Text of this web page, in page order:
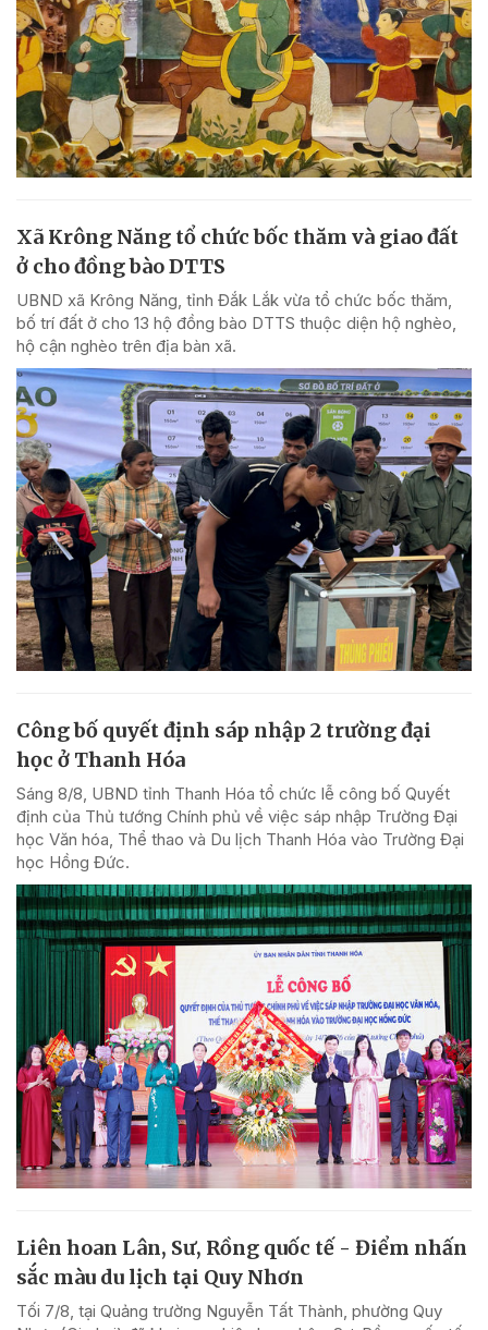
Xã Krông Năng tổ chức bốc thăm và giao đất
ở cho đồng bào DTTS
UBND xã Krông Năng, tỉnh Đắk Lắk vừa tổ chức bốc thăm,
bố trí đất ở cho 13 hộ đồng bào DTTS thuộc diện hộ nghèo,
hộ cận nghèo trên địa bàn xã.
Công bố quyết định sáp nhập 2 trường đại
học ở Thanh Hóa
Sáng 8/8, UBND tỉnh Thanh Hóa tổ chức lễ công bố Quyết
định của Thủ tướng Chính phủ về việc sáp nhập Trường Đại
học Văn hóa, Thể thao và Du lịch Thanh Hóa vào Trường Đại
học Hồng Đức.
Liên hoan Lân, Sư, Rồng quốc tế - Điểm nhấn
sắc màu du lịch tại Quy Nhơn
Tối 7/8, tại Quảng trường Nguyễn Tất Thành, phường Quy